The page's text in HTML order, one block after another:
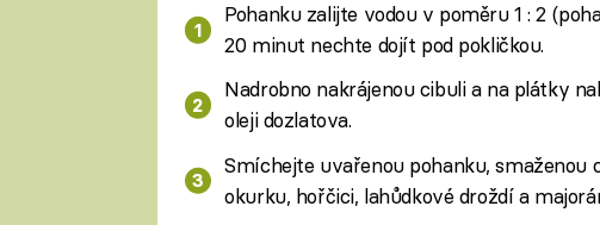
Pohanku zalijte vodou v poměru 1 : 2
20 minut nechte dojít pod pokličkou.
Nadrobno nakrájenou cibuli a na plátky
oleji dozlatova.
Smíchejte uvařenou pohanku, smaženou
okurku, hořčici, lahůdkové droždí a